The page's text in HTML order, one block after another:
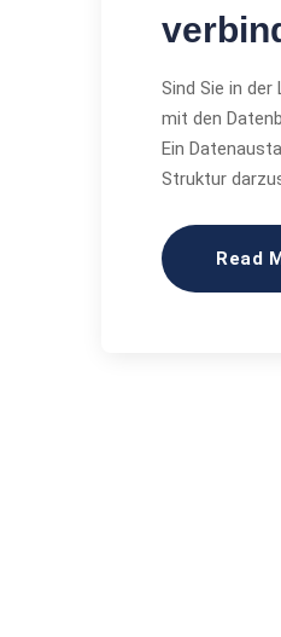
Sind Sie in
mit den
Ein
Struktur
Read